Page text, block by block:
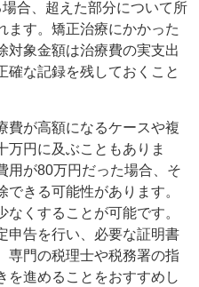
合、超えた部分について所
ます。矯正治療にかかった
対象金額は治療費の実支出
確な記録を残しておくこと
費が高額になるケースや複
万円に及ぶこともありま
用が80万円だった場合、そ
きる可能性があります。
くすることが可能です。
申告を行い、必要な証明書
専門の税理士や税務署の指
を進めることをおすすめし